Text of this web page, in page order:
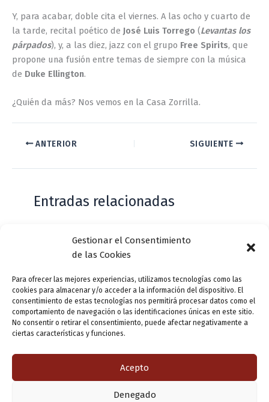
Gestionar el Consentimiento
de las Cookies
Para ofrecer las mejores experiencias, utilizamos tecnologías como las
cookies para almacenar y/o acceder a la información del dispositivo. El
consentimiento de estas tecnologías nos permitirá procesar datos como el
comportamiento de navegación o las identificaciones únicas en este sitio.
No consentir o retirar el consentimiento, puede afectar negativamente a
ciertas características y funciones.
Acepto
Denegado
Y, para acabar, doble cita el viernes. A las ocho y cuarto de
la tarde, recital poético de José Luis Torrego (Levantas los
párpados), y, a las diez, jazz con el grupo Free Spirits, que
propone una fusión entre temas de siempre con la música
de Duke Ellington.
¿Quién da más? Nos vemos en la Casa Zorrilla.
ANTERIOR SIGUIENTE
Entradas relacionadas
Casa de Zorrilla conmemorarán el 168
aniversario del estreno de Don Juan
Tenorio
Deja un comentario /Actualidad/ PorVLLensutinta
Actualidad / Por